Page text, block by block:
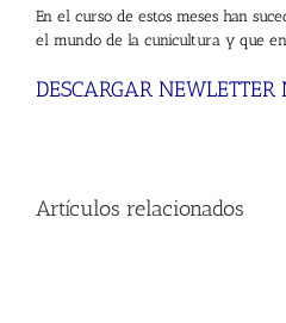
En el curso de estos meses han
el mundo de la cunicultura y que
DESCARGAR NEWLETTER
Artículos relacionados